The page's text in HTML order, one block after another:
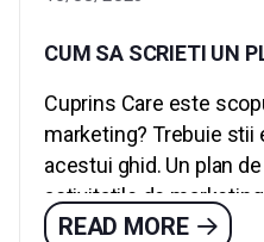
CUM SA SCRIETI UN
Cuprins Care este
marketing? Trebuie stii
acestui ghid. Un plan
activitatile de
READ MORE